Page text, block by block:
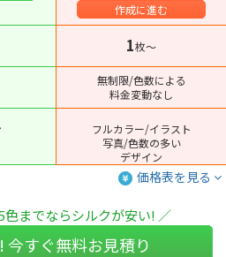
作成に進む
1枚〜
無制限/色数による
料金変動なし
フルカラー/イラスト
写真/色数の多い
デザイン
価格表を見る
色までならシルクが安い! ／
今すぐ無料お見積り